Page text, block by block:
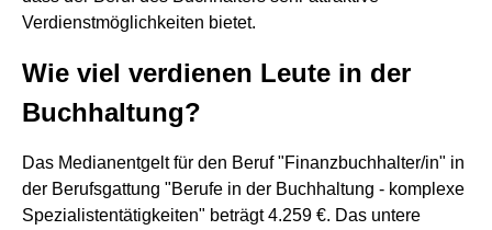
Verdienstmöglichkeiten bietet.
Wie viel verdienen Leute in der
Buchhaltung?
Das Medianentgelt für den Beruf "Finanzbuchhalter/in" in
der Berufsgattung "Berufe in der Buchhaltung - komplexe
Spezialistentätigkeiten" beträgt 4.259 €. Das untere